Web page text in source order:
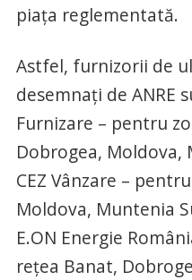
piaţa reglementată.
Astfel, furnizorii de
desemnaţi de ANRE
Furnizare – pentru
Dobrogea, Moldova,
CEZ Vânzare –
Moldova, Muntenia
E.ON Energie
reţea Banat,